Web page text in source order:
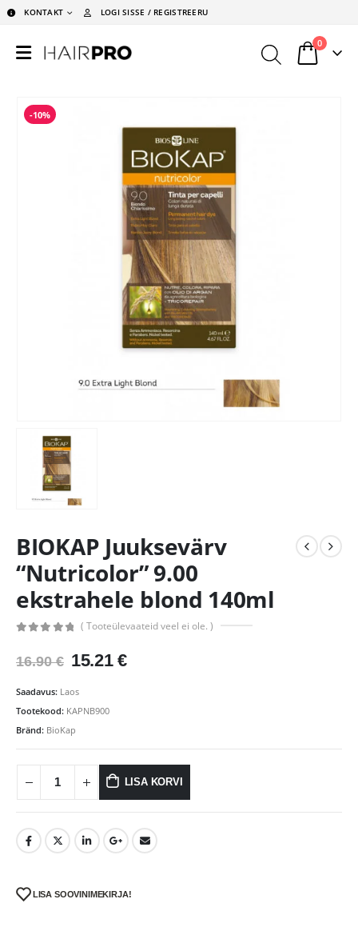
KONTAKT LOGI SISSE / REGISTREERU
0
-10%
BIOKAP Juuksevärv
“Nutricolor” 9.00
ekstrahele blond 140ml
( Tooteülevaateid veel ei ole. )
16.90€ Algne
oli:
16.90 €.
15.21 €Praegune
Saadavus: Laos
Tootekood: KAPNB900
Bränd: BioKap
LISA KORVI
LISA SOOVINIMEKIRJA!